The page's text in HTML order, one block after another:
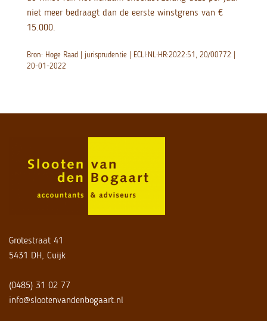
niet meer bedraagt dan de eerste winstgrens van €
15.000.
Bron: Hoge Raad | jurisprudentie | ECLI:NL:HR:2022:51, 20/00772 |
20-01-2022
Grotestraat 41
5431 DH, Cuijk
(0485) 31 02 77
info@slootenvandenbogaart.nl